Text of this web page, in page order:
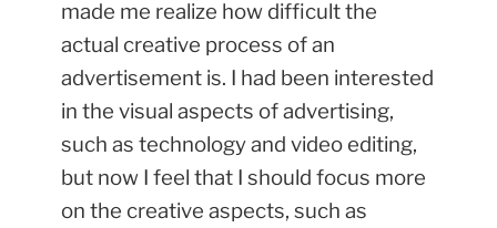
made me realize how difficult the
actual creative process of an
advertisement is. I had been interested
in the visual aspects of advertising,
such as technology and video editing,
but now I feel that I should focus more
on the creative aspects, such as